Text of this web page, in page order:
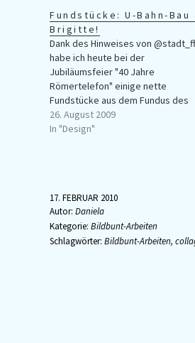
Fundstücke: U-Bahn-Bau
Brigitte!
Dank des Hinweises von
habe ich heute bei der
Jubiläumsfeier "40 Jahre
Römertelefon" einige nette
Fundstücke aus dem Fundus des
Presse- und Informationsamtes der
Stadt Frankfurt entdeckt. - Die
Frankfurter U-Bahn…
26. August 2009
In "Design"
17. FEBRUAR 2010
Autor: Daniela
Kategorie: Bildbunt-Arbeiten
Schlagwörter: Bildbunt-Arbeiten,